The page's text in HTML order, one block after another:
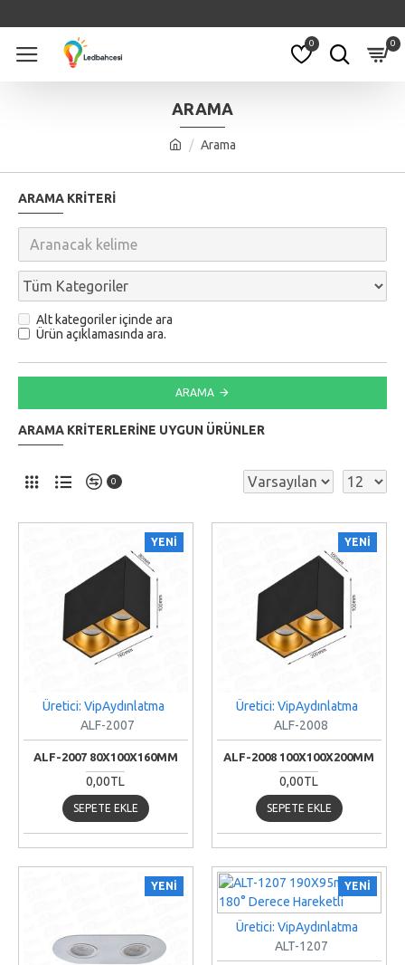
0 0
Arama
ARAMA
ARAMA KRITERI
Alt kategoriler içinde ara
Ürün açıklamasında ara.
ARAMA
ARAMA KRITERLERINE UYGUN ÜRÜNLER
0
YENI
Üretici: VipAydınlatma
ALF-2007
ALF-2007 80X100X160MM
0,00TL
SEPETE EKLE
YENI
Üretici: VipAydınlatma
ALF-2008
ALF-2008 100X100X200MM
0,00TL
SEPETE EKLE
YENI YENI
Üretici: VipAydınlatma
ALT-1207